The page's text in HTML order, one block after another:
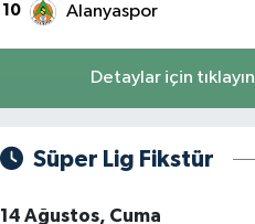
10 Alanyaspor
Detaylar için tıklayın
Süper Lig Fikstür
14 Ağustos, Cuma